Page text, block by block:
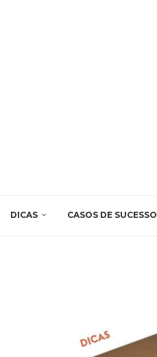
DICAS CASOS DE SUCESSO